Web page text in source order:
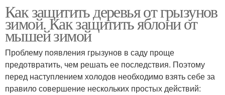
Как защитить деревья от грызунов
зимой. Как защитить яблони от
мышей зимой
Проблему появления грызунов в саду проще
предотвратить, чем решать ее последствия. Поэтому
перед наступлением холодов необходимо взять себе за
правило совершение нескольких простых действий: